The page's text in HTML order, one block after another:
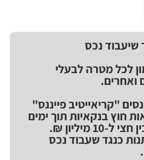
שיעבוד נכס
לכל מטרה לבעלי
ואחרים.
"קריאייטיב פייננס"
חוץ בנקאיות תוך ימים
ובסכומים שבין חצי ל-10 מיליון ₪.
כנגד שעבוד נכס